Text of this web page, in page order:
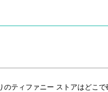
ティファニー ストアはどこで